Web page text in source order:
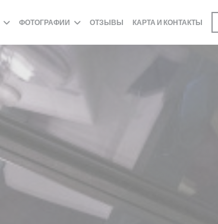
ФОТОГРАФИИ ОТЗЫВЫ КАРТА И КОНТАКТЫ